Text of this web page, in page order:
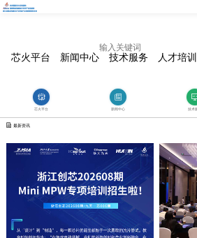
芯火平台 新闻中心 技术服务 人才培训
芯火平台 新闻中心 技术
最新资讯